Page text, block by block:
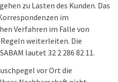
zu Lasten des Kunden. Das
im
Verfahren im Falle von
weiterleiten. Die
lautet 32 2 286 82 11.
vor Ort die